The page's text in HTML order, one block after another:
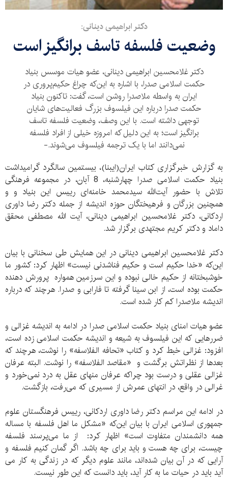
دکتر ابراهیمی دینانی:
وضعیت فلسفه تاسف برانگیز است
دکتر غلامحسین ابراهیمی دینانی، عضو هیات موسس بنیاد
حکمت اسلامی صدرا، با اشاره به این‌که چراغ حکیم‌پروری در
ایران به واسطه ملاصدرا روشن است، گفت: تاکنون بنیاد
حکمت صدرا درباره این فیلسوف بزرگ فعالیت‌های شایان
توجهی داشته است. با این وصف، وضعیت فلسفه تاسف
برانگیز است؛ به این دلیل که امروزه خیلی از افراد فلسفه
نمی‌دانند اما با یک ترجمه فیلسوف می‌شوند.-
به گزارش خبرگزاری کتاب ایران(ایبنا)، بیستمین سالگرد گرامیداشت
بنیاد حکمت اسلامی صدرا چهارشنبه، 8 آبان، در مجموعه فرهنگی
تلاش با حضور آیت‌‌الله سیدمحمد خامنه‌‌ای رییس این بنیاد و و
همچنین بزرگان و فرهیختگان حوزه اندیشه از جمله دکتر رضا داوری
اردکانی، دکتر غلامحسین ابراهیمی دینانی، آیت ‌الله مصطفی محقق
داماد و دکتر کریم مجتهدی برگزار شد.
دکتر غلامحسین ابراهیمی دینانی در این همایش طی سخنانی با بیان
این‌که «خدا حکیم است و حکیم فناشدنی نیست» اظهار کرد: کشور ما
خوشبختانه از حکیم خالی نبوده و این سرزمین همواره پرورش دهنده
حکمت بوده است، از ابن سینا گرفته تا فارابی و صدرا. هرچند که درباره
اندیشه ملاصدرا کم کار شده است.
عضو هیات امنای بنیاد حکمت اسلامی صدرا در ادامه به اندیشه غزالی و
ضررهایی که این فیلسوف به شیعه و اندیشه حکمت اسلامی زده است،
افزود: غزالی خبط کرد و کتاب «تحافه الفلاسفه» را نوشت، هرچند که
بعدها از نظراتش برگشت و «مقاصد الفلاسفه» را نوشت. البته عرفان
غزالی عقلی و درست بود چراکه عرفان منهای عقل به درد نمی‌خورد و
غرالی در واقع، در انتهای عمرش از مسیری که می‌رفت، بازگشت.
در ادامه این مراسم دکتر رضا داوری اردکانی، رییس فرهنگستان علوم
جمهوری اسلامی ایران با بیان این‌که «مشکل ما اهل فلسفه با مساله
همه دانشمندان متفاوت است» اظهار کرد: از ما می‌‌پرسند فلسفه
چیست، برای چه هست و باید برای چه باشد. اگر گمان کنیم فلسفه و
آرایی که در آن بیان شده‌اند، مانند علوم دیگر که در زندگی به کار می
‌آید باید در حیات ما به کار آید، باید دانست که این ‌طور نیست.